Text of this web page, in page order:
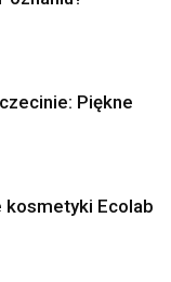
Piękne
kosmetyki Ecolab